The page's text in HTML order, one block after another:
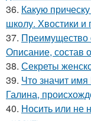
36. Какую
школу. Хвостики и
37. Преимущество
Описание, состав
38. Секреты
39. Что значит
Галина,
40. Носить или не